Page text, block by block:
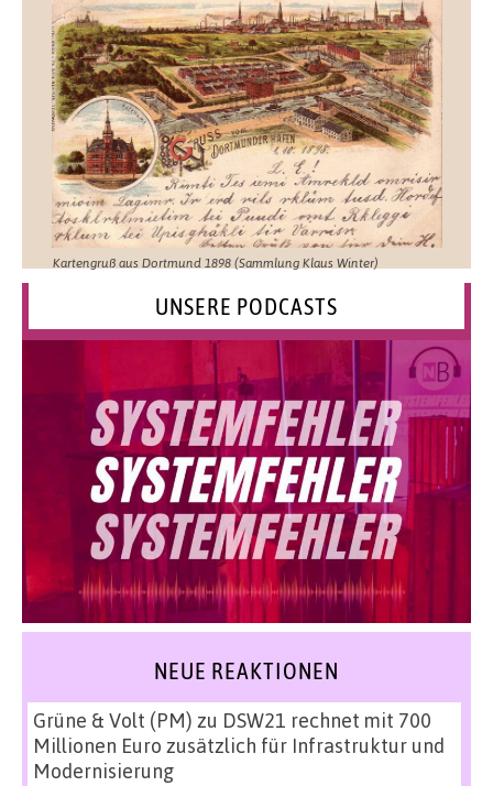
Kartengruß aus Dortmund 1898 (Sammlung Klaus Winter)
UNSERE PODCASTS
NEUE REAKTIONEN
Grüne & Volt (PM) zu DSW21 rechnet mit 700
Millionen Euro zusätzlich für Infrastruktur und
Modernisierung